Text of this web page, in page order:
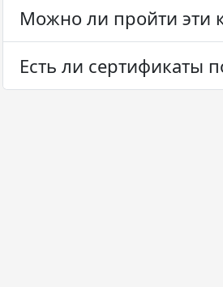
Можно ли пройти эти
Есть ли сертификаты